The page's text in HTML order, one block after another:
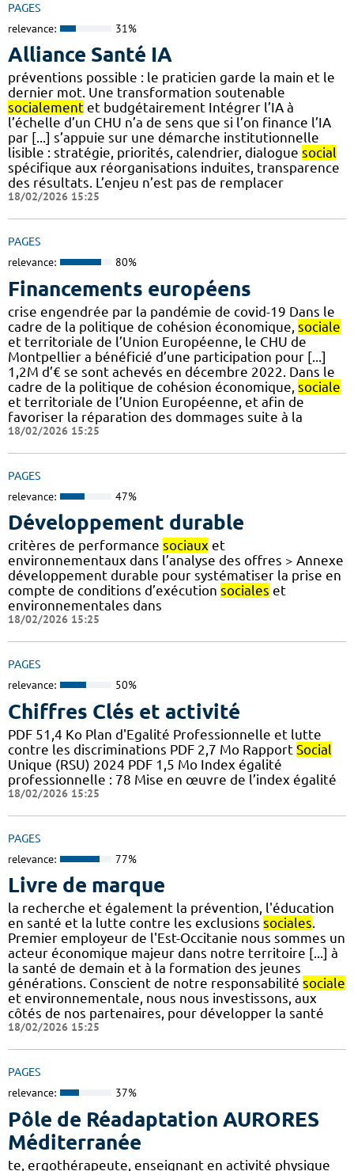
PAGES
relevance: 31%
Alliance Santé IA
préventions possible : le praticien garde la main et le
dernier mot. Une transformation soutenable
socialement et budgétairement Intégrer l’IA à
l’échelle d’un CHU n’a de sens que si l’on finance l’IA
par [...] s’appuie sur une démarche institutionnelle
lisible : stratégie, priorités, calendrier, dialogue social
spécifique aux réorganisations induites, transparence
des résultats. L’enjeu n’est pas de remplacer
18/02/2026 15:25
PAGES
relevance: 80%
Financements européens
crise engendrée par la pandémie de covid-19 Dans le
cadre de la politique de cohésion économique, sociale
et territoriale de l’Union Européenne, le CHU de
Montpellier a bénéficié d’une participation pour [...]
1,2M d’€ se sont achevés en décembre 2022. Dans le
cadre de la politique de cohésion économique, sociale
et territoriale de l’Union Européenne, et afin de
favoriser la réparation des dommages suite à la
18/02/2026 15:25
PAGES
relevance: 47%
Développement durable
critères de performance sociaux et
environnementaux dans l’analyse des offres > Annexe
développement durable pour systématiser la prise en
compte de conditions d’exécution sociales et
environnementales dans
18/02/2026 15:25
PAGES
relevance: 50%
Chiffres Clés et activité
PDF 51,4 Ko Plan d'Egalité Professionnelle et lutte
contre les discriminations PDF 2,7 Mo Rapport Social
Unique (RSU) 2024 PDF 1,5 Mo Index égalité
professionnelle : 78 Mise en œuvre de l’index égalité
18/02/2026 15:25
PAGES
relevance: 77%
Livre de marque
la recherche et également la prévention, l'éducation
en santé et la lutte contre les exclusions sociales.
Premier employeur de l'Est-Occitanie nous sommes un
acteur économique majeur dans notre territoire [...] à
la santé de demain et à la formation des jeunes
générations. Conscient de notre responsabilité sociale
et environnementale, nous nous investissons, aux
côtés de nos partenaires, pour développer la santé
18/02/2026 15:25
PAGES
relevance: 37%
Pôle de Réadaptation AURORES
Méditerranée
te, ergothérapeute, enseignant en activité physique